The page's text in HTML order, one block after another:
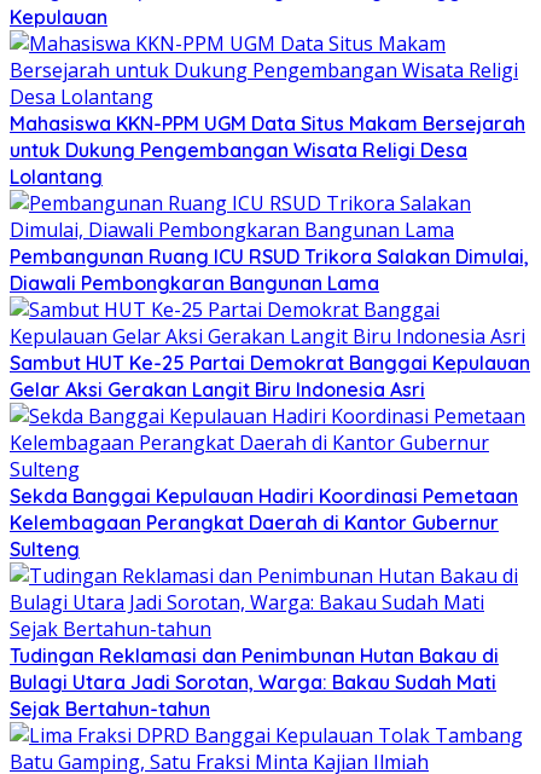
Kepulauan
Mahasiswa KKN-PPM UGM Data Situs Makam Bersejarah
untuk Dukung Pengembangan Wisata Religi Desa
Lolantang
Pembangunan Ruang ICU RSUD Trikora Salakan Dimulai,
Diawali Pembongkaran Bangunan Lama
Sambut HUT Ke-25 Partai Demokrat Banggai Kepulauan
Gelar Aksi Gerakan Langit Biru Indonesia Asri
Sekda Banggai Kepulauan Hadiri Koordinasi Pemetaan
Kelembagaan Perangkat Daerah di Kantor Gubernur
Sulteng
Tudingan Reklamasi dan Penimbunan Hutan Bakau di
Bulagi Utara Jadi Sorotan, Warga: Bakau Sudah Mati
Sejak Bertahun-tahun